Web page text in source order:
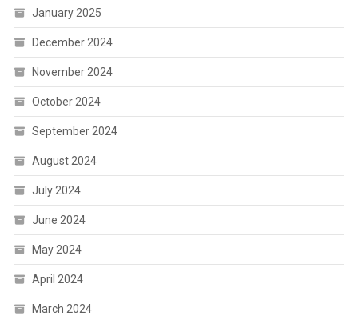
January 2025
December 2024
November 2024
October 2024
September 2024
August 2024
July 2024
June 2024
May 2024
April 2024
March 2024